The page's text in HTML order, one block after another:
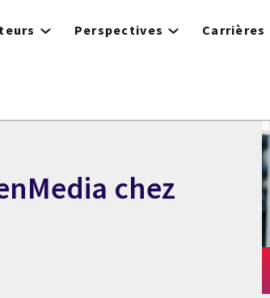
Perspectives Carrières
chez